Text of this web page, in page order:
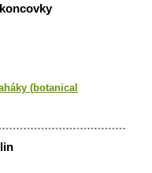
(botanical